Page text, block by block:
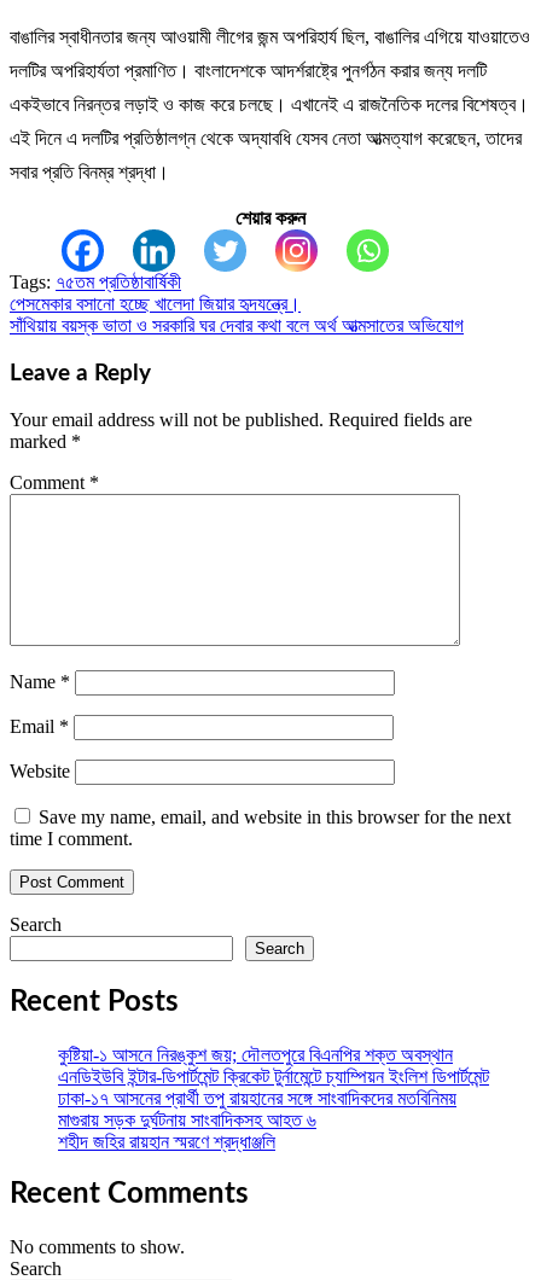
বাঙালির স্বাধীনতার জন্য আওয়ামী লীগের জন্ম অপরিহার্য ছিল, বাঙালির এগিয়ে যাওয়াতেও
দলটির অপরিহার্যতা প্রমাণিত। বাংলাদেশকে আদর্শরাষ্ট্রে পুনর্গঠন করার জন্য দলটি
একইভাবে নিরন্তর লড়াই ও কাজ করে চলছে। এখানেই এ রাজনৈতিক দলের বিশেষত্ব।
এই দিনে এ দলটির প্রতিষ্ঠালগ্ন থেকে অদ্যাবধি যেসব নেতা আত্মত্যাগ করেছেন, তাদের
সবার প্রতি বিনম্র শ্রদ্ধা।
শেয়ার করুন
Tags: ৭৫তম প্রতিষ্ঠাবার্ষিকী
Post
navigation
পেসমেকার বসানো হচ্ছে খালেদা জিয়ার হৃদযন্ত্রে।
সাঁথিয়ায় বয়স্ক ভাতা ও সরকারি ঘর দেবার কথা বলে অর্থ আত্মসাতের অভিযোগ
Leave a Reply
Your email address will not be published. Required fields are
marked *
Comment *
Name *
Email *
Website
Save my name, email, and website in this browser for the next
time I comment.
Search
Search
Recent Posts
কুষ্টিয়া-১ আসনে নিরঙ্কুশ জয়; দৌলতপুরে বিএনপির শক্ত অবস্থান
এনডিইউবি ইন্টার-ডিপার্টমেন্ট ক্রিকেট টুর্নামেন্টে চ্যাম্পিয়ন ইংলিশ ডিপার্টমেন্ট
ঢাকা-১৭ আসনের প্রার্থী তপু রায়হানের সঙ্গে সাংবাদিকদের মতবিনিময়
মাগুরায় সড়ক দুর্ঘটনায় সাংবাদিকসহ আহত ৬
শহীদ জহির রায়হান স্মরণে শ্রদ্ধাঞ্জলি
Recent Comments
No comments to show.
Search